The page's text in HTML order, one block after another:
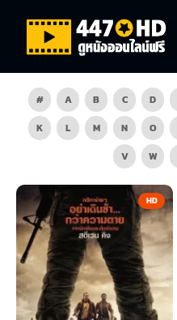
# A B C D
K
L M N O
V
W
HD